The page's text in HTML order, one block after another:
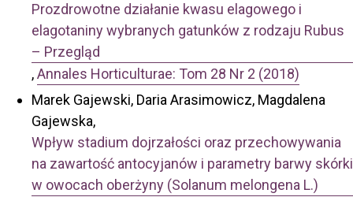
Prozdrowotne działanie kwasu elagowego i
elagotaniny wybranych gatunków z rodzaju Rubus
– Przegląd
,Annales Horticulturae: Tom 28 Nr 2 (2018)
Marek Gajewski, Daria Arasimowicz, Magdalena
Gajewska,
Wpływ stadium dojrzałości oraz przechowywania
na zawartość antocyjanów i parametry barwy skórki
w owocach oberżyny (Solanum melongena L.)